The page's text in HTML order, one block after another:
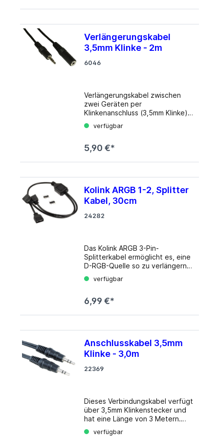
Stecker auf 3,5mm Klinke
Stecker
Verlängerungskabel
3,5mm Klinke - 2m
6046
Verlängerungskabel zwischen
zwei Geräten per
Klinkenanschluss (3,5mm Klinke).
Details Verwendung: Audiokabel
Farbe: schwarz Länge: 2,0 m
Stecker auf 3,5mm Klinke Buchse
verfügbar
5,90 €*
Kolink ARGB 1-2, Splitter
Kabel, 30cm
24282
Das Kolink ARGB 3-Pin-
Splitterkabel ermöglicht es, eine
D-RGB-Quelle so zu verlängern,
dass ein ästhetisch
ansprechendes
werden kann. Es verfügt über
auf männlich liegen bei. Das
Splitterkabel kann mit jedem
Controller oder allen gängigen
Die Pfeilmarkierung auf dem 3-
poligen LED-Stecker ist mit der
+5V-Markierung auf dem D-RGB-
Header auszurichten. Details
Länge: 300 Farbe: schwarz
verfügbar
6,99 €*
Anschlusskabel 3,5mm
Klinke - 3,0m
22369
Dieses Verbindungskabel verfügt
über 3,5mm Klinkenstecker und
hat eine Länge von 3 Metern.
Das Kabel eignet sich für die
verfügbar